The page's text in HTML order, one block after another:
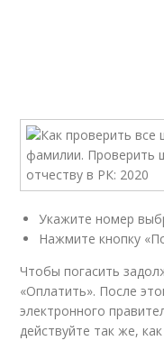
Укажите номер
Нажмите кнопку
Чтобы погасить
«Оплатить». После
электронного
действуйте так же,